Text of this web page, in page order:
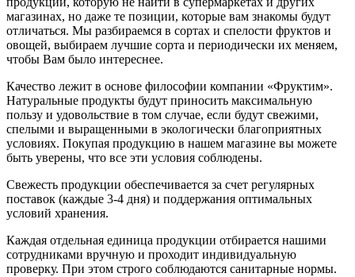
магазинах, но даже те позиции, которые вам знакомы будут
отличаться. Мы разбираемся в сортах и спелости фруктов и
овощей, выбираем лучшие сорта и периодически их меняем,
чтобы Вам было интереснее.
Качество лежит в основе философии компании «Фруктим».
Натуральные продукты будут приносить максимальную
пользу и удовольствие в том случае, если будут свежими,
cпелыми и выращенными в экологически благоприятных
условиях. Покупая продукцию в нашем магазине вы можете
быть уверены, что все эти условия соблюдены.
Свежесть продукции обеспечивается за счет регулярных
поставок (каждые 3-4 дня) и поддержания оптимальных
условий хранения.
Каждая отдельная единица продукции отбирается нашими
сотрудниками вручную и проходит индивидуальную
проверку. При этом строго соблюдаются санитарные нормы.